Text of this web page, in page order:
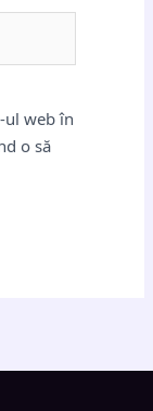
ul web în
o să